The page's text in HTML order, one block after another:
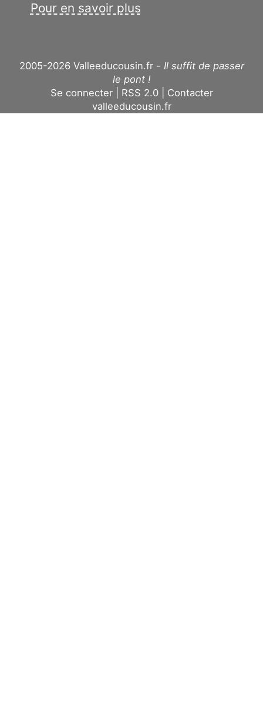
Pour en savoir plus
2005-2026 Valleeducousin.fr - Il suffit de passer
le pont !
Se connecter
RSS 2.0
Contacter
valleeducousin.fr